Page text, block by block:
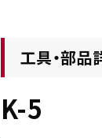
工具・部品
K-5